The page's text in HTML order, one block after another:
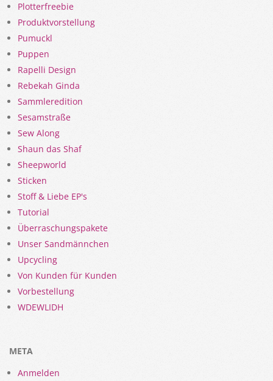
Plotterfreebie
Produktvorstellung
Pumuckl
Puppen
Rapelli Design
Rebekah Ginda
Sammleredition
Sesamstraße
Sew Along
Shaun das Shaf
Sheepworld
Sticken
Stoff & Liebe EP's
Tutorial
Überraschungspakete
Unser Sandmännchen
Upcycling
Von Kunden für Kunden
Vorbestellung
WDEWLIDH
META
Anmelden